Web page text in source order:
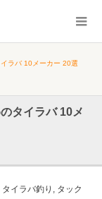
イラバ 10メーカー 20選
タイラバ 10メ
タイラバ釣り , タック